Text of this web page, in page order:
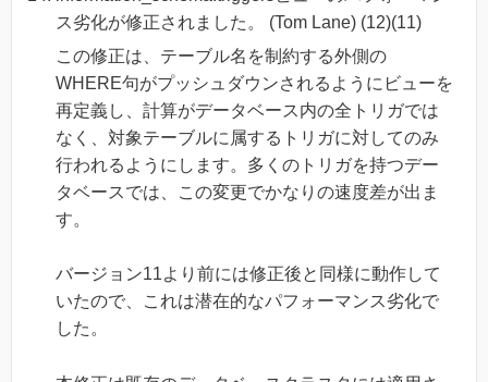
ス劣化が修正されました。 (Tom Lane) (12)(11)
この修正は、テーブル名を制約する外側の
WHERE句がプッシュダウンされるようにビューを
再定義し、計算がデータベース内の全トリガでは
なく、対象テーブルに属するトリガに対してのみ
行われるようにします。多くのトリガを持つデー
タベースでは、この変更でかなりの速度差が出ま
す。
バージョン11より前には修正後と同様に動作して
いたので、これは潜在的なパフォーマンス劣化で
した。